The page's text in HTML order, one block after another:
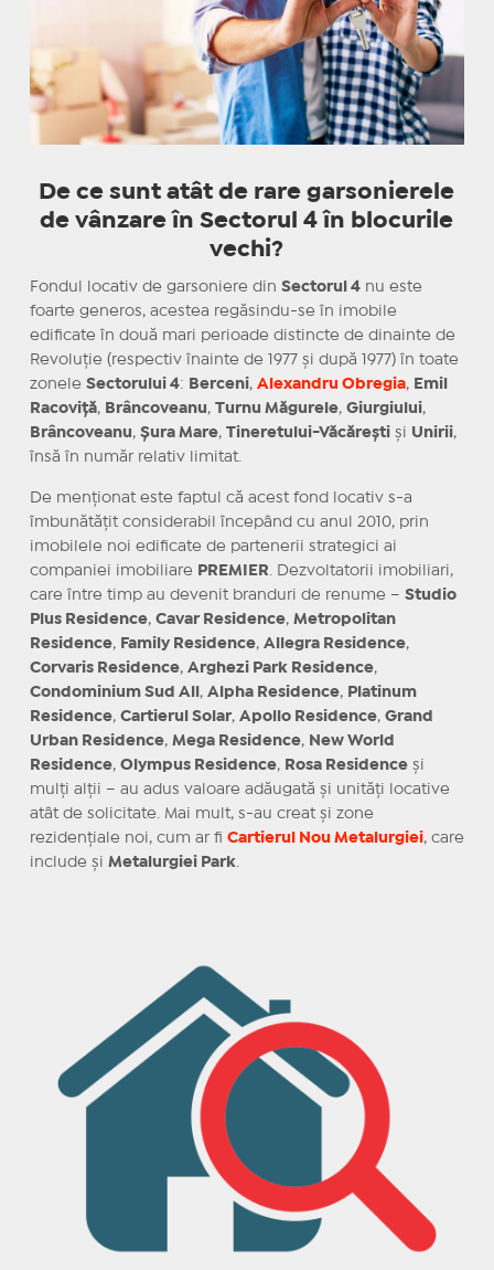
De ce sunt atât de rare garsonierele
de vânzare înSectorul 4 în blocurile
vechi?
Fondul locativ de garsoniere din Sectorul 4nu este
foarte generos, acestea regăsindu-se în imobile
edificate în două mari perioade distincte de dinainte de
Revoluție (respectiv înainte de 1977 și după 1977) în toate
zonele Sectorului 4: Berceni, Alexandru Obregia, Emil
Racoviță, Brâncoveanu, Turnu Măgurele, Giurgiului,
Brâncoveanu, Șura Mare, Tineretului-Văcăreștiși Unirii,
însă în număr relativ limitat.
De menționat este faptul că acest fond locativ s-a
îmbunătățit considerabil începând cu anul 2010, prin
imobilele noi edificate de partenerii strategici ai
companiei imobiliare
PREMIER . Dezvoltatorii imobiliari,
care între timp au devenit branduri de renume – Studio
Plus Residence, Cavar Residence, Metropolitan
Residence, Family Residence, Allegra Residence,
Corvaris Residence, Arghezi Park Residence,
Condominium Sud All , Alpha Residence, Platinum
Residence, Cartierul Solar, Apollo Residence, Grand
Urban Residence, Mega Residence, New World
Residence, Olympus Residence, Rosa Residenceși
mulți alții – au adus valoare adăugată și unități locative
atât de solicitate. Mai mult, s-au creat și zone
rezidențiale noi, cum ar fi Cartierul Nou Metalurgiei, care
include și Metalurgiei Park.